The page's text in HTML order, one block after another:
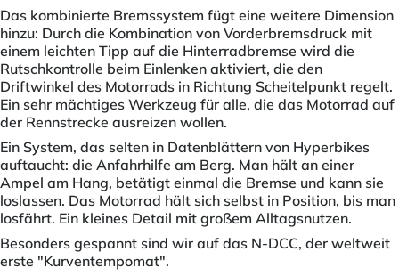
Das kombinierte Bremssystem fügt eine weitere Dimension
hinzu: Durch die Kombination von Vorderbremsdruck mit
einem leichten Tipp auf die Hinterradbremse wird die
Rutschkontrolle beim Einlenken aktiviert, die den
Driftwinkel des Motorrads in Richtung Scheitelpunkt regelt.
Ein sehr mächtiges Werkzeug für alle, die das Motorrad auf
der Rennstrecke ausreizen wollen.
Ein System, das selten in Datenblättern von Hyperbikes
auftaucht: die Anfahrhilfe am Berg. Man hält an einer
Ampel am Hang, betätigt einmal die Bremse und kann sie
loslassen. Das Motorrad hält sich selbst in Position, bis man
losfährt. Ein kleines Detail mit großem Alltagsnutzen.
Besonders gespannt sind wir auf das N-DCC, der weltweit
erste "Kurventempomat".